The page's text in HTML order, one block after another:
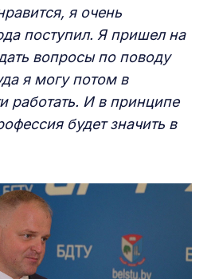
я очень
поступил. Я пришел на
вопросы по поводу
я могу потом в
работать. И в принципе
будет значить в